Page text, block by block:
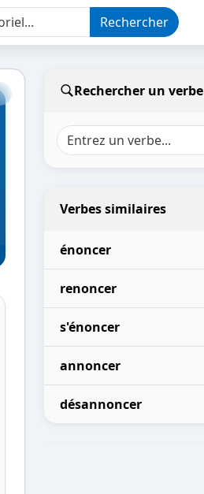
Rechercher
Rechercher un verbe
Verbes similaires
énoncer
renoncer
s'énoncer
annoncer
désannoncer